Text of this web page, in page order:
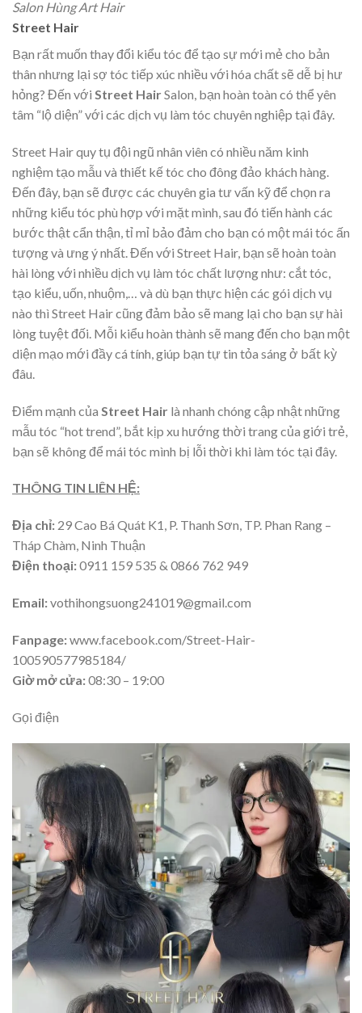
Salon Hùng Art Hair
Street Hair
Bạn rất muốn thay đổi kiểu tóc để tạo sự mới mẻ cho bản
thân nhưng lại sợ tóc tiếp xúc nhiều với hóa chất sẽ dễ bị hư
hỏng? Đến với Street HairSalon, bạn hoàn toàn có thể yên
tâm “lộ diện” với các dịch vụ làm tóc chuyên nghiệp tại đây.
Street Hair quy tụ đội ngũ nhân viên có nhiều năm kinh
nghiệm tạo mẫu và thiết kế tóc cho đông đảo khách hàng.
Đến đây, bạn sẽ được các chuyên gia tư vấn kỹ để chọn ra
những kiểu tóc phù hợp với mặt mình, sau đó tiến hành các
bước thật cẩn thận, tỉ mỉ bảo đảm cho bạn có một mái tóc ấn
tượng và ưng ý nhất. Đến với Street Hair, bạn sẽ hoàn toàn
hài lòng với nhiều dịch vụ làm tóc chất lượng như: cắt tóc,
tạo kiểu, uốn, nhuộm,… và dù bạn thực hiện các gói dịch vụ
nào thì Street Hair cũng đảm bảo sẽ mang lại cho bạn sự hài
lòng tuyệt đối. Mỗi kiểu hoàn thành sẽ mang đến cho bạn một
diện mạo mới đầy cá tính, giúp bạn tự tin tỏa sáng ở bất kỳ
đâu.
Điểm mạnh của Street Hair là nhanh chóng cập nhật những
mẫu tóc “hot trend”, bắt kịp xu hướng thời trang của giới trẻ,
bạn sẽ không để mái tóc mình bị lỗi thời khi làm tóc tại đây.
THÔNG TIN LIÊN HỆ:
Địa chỉ: 29 Cao Bá Quát K1, P. Thanh Sơn, TP. Phan Rang –
Tháp Chàm, Ninh Thuận
Điện thoại:0911 159 535 & 0866 762 949
Email:vothihongsuong241019@gmail.com
Fanpage:www.facebook.com/Street-Hair-
100590577985184/
Giờ mở cửa:08:30 – 19:00
Gọi điện